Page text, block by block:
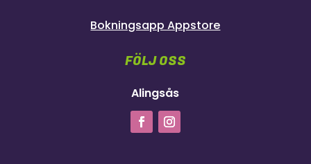
Bokningsapp Appstore
FÖLJ OSS
Alingsås